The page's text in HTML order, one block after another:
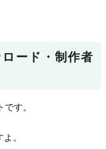
ード・制作者
す。
。